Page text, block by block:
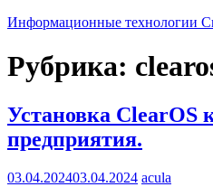
Информационные технологии
Рубрика:
Установка ClearOS
предприятия.
03.04.202403.04.2024 acula